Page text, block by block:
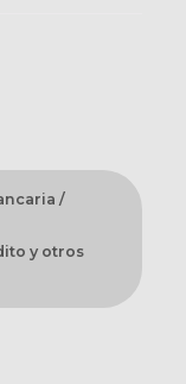
/
y otros